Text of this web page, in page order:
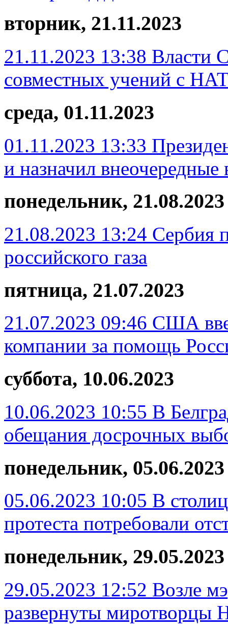
вторник, 21.11.2023
21.11.2023 13:38 Власти
совместных учений с
среда, 01.11.2023
01.11.2023 13:33
и назначил
понедельник, 21.08.2023
21.08.2023 13:24 Сербия
российского газа
пятница, 21.07.2023
21.07.2023 09:46 США
компании за помощь
суббота, 10.06.2023
10.06.2023 10:55 В
обещания досрочных
понедельник, 05.06.2023
05.06.2023 10:05 В
протеста потребовали
понедельник, 29.05.2023
29.05.2023 12:52 Возле
развернуты миротворцы